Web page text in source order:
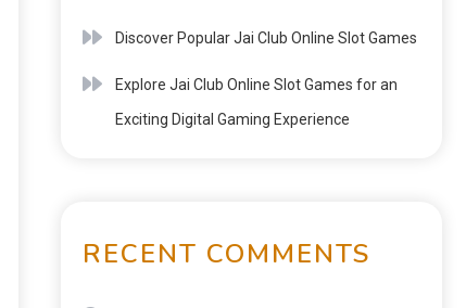
Discover Popular Jai Club Online Slot Games
Explore Jai Club Online Slot Games for an
Exciting Digital Gaming Experience
RECENT COMMENTS